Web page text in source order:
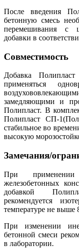
После введения
бетонную смесь
перемешивания с
добавки в
Совместимость
Добавка
применяться
замедляющими и
Полипласт. В
Полипласт СП-
стабильное во
высокую
Замечания/
При
железобетонных
добавкой
рекомендуется
температуре не выше
При изменении
бетонной смеси
в лаборатории.